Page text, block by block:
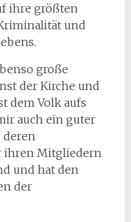
ihre größten
und
große
der Kirche und
dem Volk aufs
auch ein guter
deren
ihren Mitgliedern
und hat den
der